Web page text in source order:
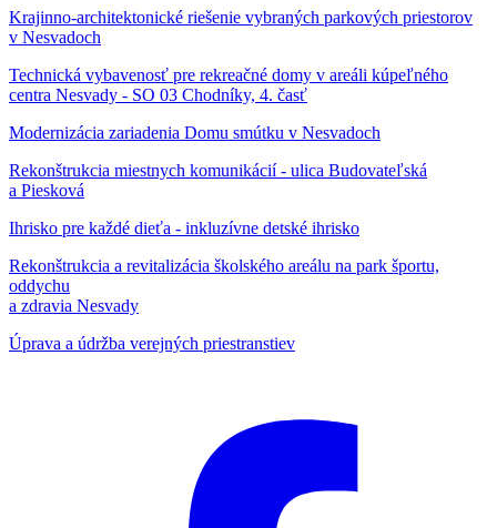
Krajinno-architektonické riešenie vybraných parkových priestorov
v Nesvadoch
Technická vybavenosť pre rekreačné domy v areáli kúpeľného
centra Nesvady - SO 03 Chodníky, 4. časť
Modernizácia zariadenia Domu smútku v Nesvadoch
Rekonštrukcia miestnych komunikácií - ulica Budovateľská
a Piesková
Ihrisko pre každé dieťa - inkluzívne detské ihrisko
Rekonštrukcia a revitalizácia školského areálu na park športu,
oddychu
a zdravia Nesvady
Úprava a údržba verejných priestranstiev